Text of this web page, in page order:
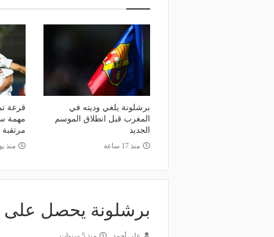
برشلونة يلغي وديته في
المغرب قبل انطلاق الموسم
الجديد
منذ 17 ساعة
قرعة
مهمة
مرتقبة
منذ
برشلونة يحصل على
منذ يوم
الأهلي يعلن رسميًا رحيل
رمضان
دوري أبطال إفريقيا والكونفدرالية